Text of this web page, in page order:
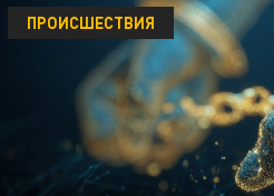
ПРОИСШЕСТВИЯ